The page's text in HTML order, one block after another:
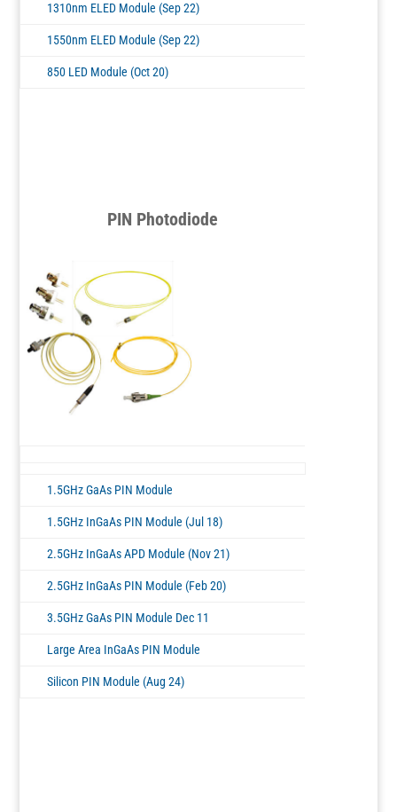
1310nm ELED Module (Sep 22)
1550nm ELED Module (Sep 22)
850 LED Module (Oct 20)
PIN Photodiode
1.5GHz GaAs PIN Module
1.5GHz InGaAs PIN Module (Jul 18)
2.5GHz InGaAs APD Module (Nov 21)
2.5GHz InGaAs PIN Module (Feb 20)
3.5GHz GaAs PIN Module Dec 11
Large Area InGaAs PIN Module
Silicon PIN Module (Aug 24)